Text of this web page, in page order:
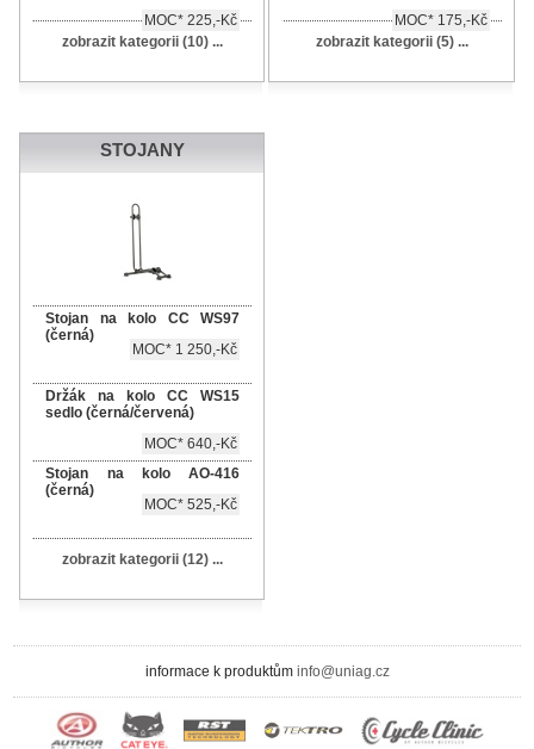
MOC* 225,-Kč
zobrazit kategorii (10) ...
MOC* 175,-Kč
zobrazit kategorii (5) ...
STOJANY
Stojan na kolo CC WS97
(černá)
MOC* 1 250,-Kč
Držák na kolo CC WS15
sedlo (černá/červená)
MOC* 640,-Kč
Stojan na kolo AO-416
(černá)
MOC* 525,-Kč
zobrazit kategorii (12) ...
informace k produktům info@uniag.cz